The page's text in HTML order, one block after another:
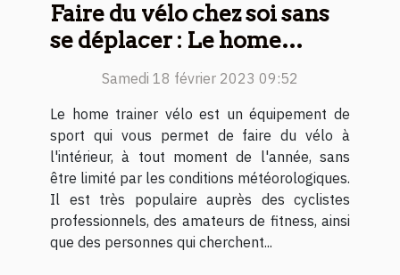
Faire du vélo chez soi sans
se déplacer : Le home
trainer vélo, bonne ou
Samedi 18 février 2023 09:52
Le home trainer vélo est un équipement de
sport qui vous permet de faire du vélo à
l'intérieur, à tout moment de l'année, sans
être limité par les conditions météorologiques.
Il est très populaire auprès des cyclistes
professionnels, des amateurs de fitness, ainsi
que des personnes qui cherchent...